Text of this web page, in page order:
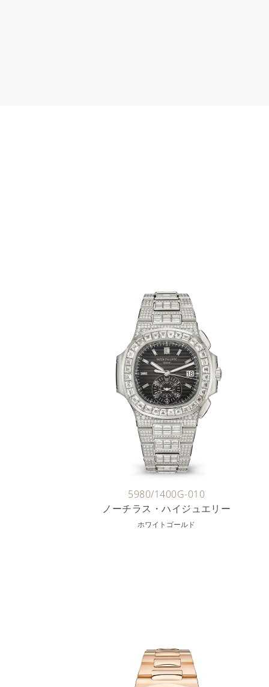
5980/1400G-010
ノーチラス・ハイジュエリー
ホワイトゴールド